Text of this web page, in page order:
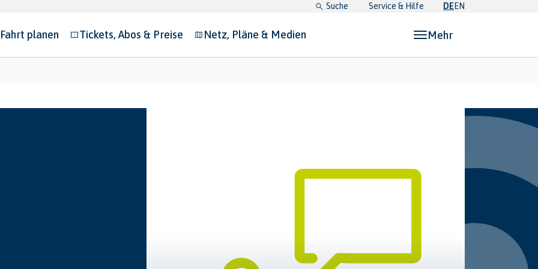
Suche Service & Hilfe DE EN
Fahrt planen
for "Fahrt planen"
Tickets, Abos & Preise
Submenu for "Tickets, Abos & Preise"
Netz, Pläne & Medien
Submenu for "Netz, Pläne & Medien"
Mehr